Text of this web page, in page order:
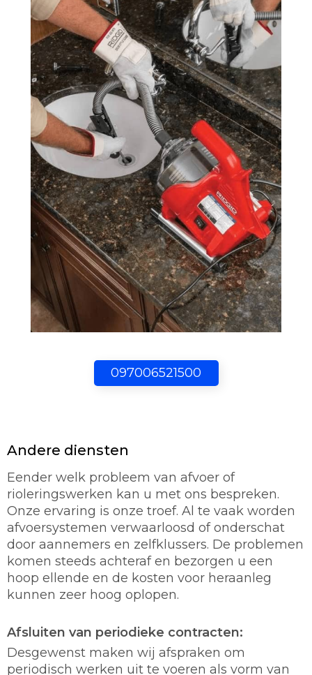
097006521500
Andere diensten
Eender welk probleem van afvoer of
rioleringswerken kan u met ons bespreken.
Onze ervaring is onze troef. Al te vaak worden
afvoersystemen verwaarloosd of onderschat
door aannemers en zelfklussers. De problemen
komen steeds achteraf en bezorgen u een
hoop ellende en de kosten voor heraanleg
kunnen zeer hoog oplopen.
Afsluiten van periodieke contracten:
Desgewenst maken wij afspraken om
periodisch werken uit te voeren als vorm van